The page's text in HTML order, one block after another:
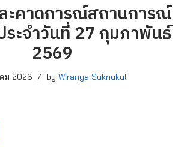
ะคาดการณ์สถานการณ์
ระจำวันที่ 27 กุมภาพันธ์
2569
ม 2026 by Wiranya Suknukul